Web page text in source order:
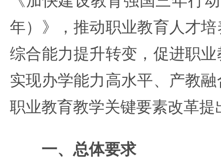
年）》，推动职业教育人才
综合能力提升转变，促进职
实现办学能力高水平、产教
职业教育教学关键要素改革提
一、总体要求